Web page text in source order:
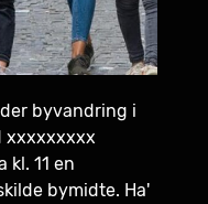
byvandring i
xxxxxxxxx
11 en
bymidte. Ha'